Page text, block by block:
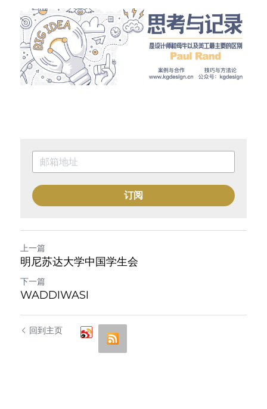
订阅
上一篇
明尼苏达大学中国学生会
下一篇
WADDIWASI
回到主页